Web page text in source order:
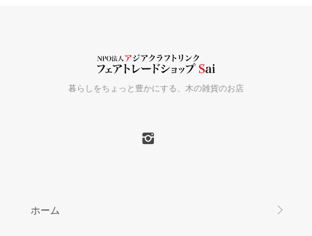
暮らしをちょっと豊かにする、木の雑貨のお店
ホーム